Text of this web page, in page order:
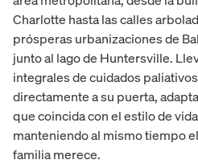
Charlotte hasta las calles
prósperas urbanizaciones de
junto al lago de Huntersville.
integrales de cuidados
directamente a su puerta,
que coincida con el estilo de
manteniendo al mismo tiempo
familia merece.